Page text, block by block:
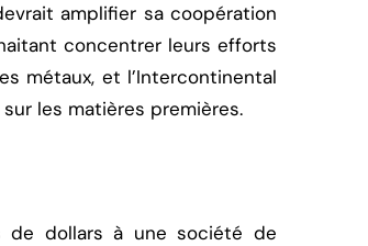
amplifier sa coopération
concentrer leurs efforts
métaux, et l’Intercontinental
les matières premières.
de dollars à une société de